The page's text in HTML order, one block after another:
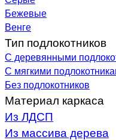
Бежевые
Венге
Тип подлокотников
С деревянными
С мягкими
Без подлокотников
Материал каркаса
Из ЛДСП
Из массива дерева